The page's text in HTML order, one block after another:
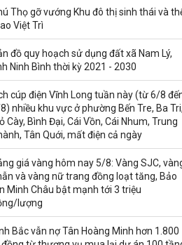
Thọ gỡ vướng Khu đô thị sinh thái và
Việt Trì
đồ quy hoạch sử dụng đất xã Nam Lý,
Ninh Bình thời kỳ 2021 - 2030
cúp điện Vĩnh Long tuần này (từ 6/8
nhiều khu vực ở phường Bến Tre, Ba Tri,
Cày, Bình Đại, Cái Vồn, Cái Nhum, Trung
Tân Quới, mất điện cả ngày
giá vàng hôm nay 5/8: Vàng SJC,
và vàng nữ trang đồng loạt tăng, Bảo
Minh Châu bật mạnh tới 3 triệu
lượng
Bắc vẫn nợ Tân Hoàng Minh hơn 1.800